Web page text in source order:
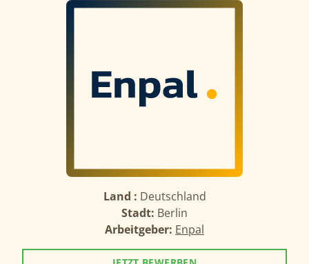
Land : Deutschland
Stadt: Berlin
Arbeitgeber: Enpal